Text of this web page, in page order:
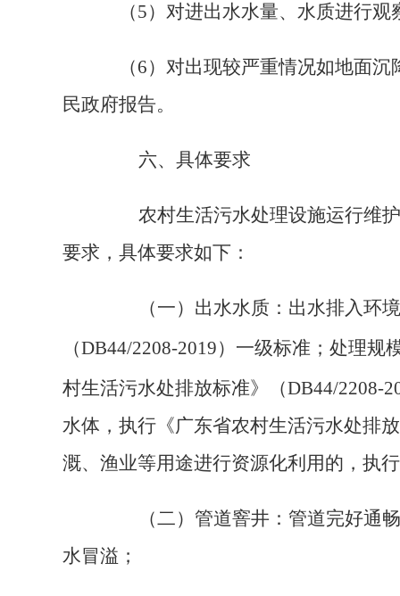
（5） 对进出水水量、水质进行
（6） 对出现较严重情况如地面
民政府报告。
六、具体要求
农村生活污水处理设施运行维护
要求，具体要求如下：
（一）出水水质：出水排入环境
（DB44/2208-2019）一级标准；处理规
村生活污水处排放标准》（DB44/2208-
水体，执行《广东省农村生活污水处排
溉、渔业等用途进行资源化利用的，执
（二）管道窨井：管道完好通畅
水冒溢；